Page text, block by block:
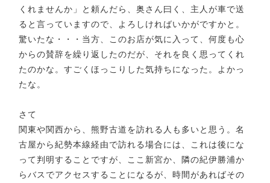
くれませんか」と頼んだら、奥さん曰く、主人が車で送
ると言っていますので、よろしければいかがですかと。
驚いたな・・・当方、このお店が気に入って、何度も心
からの賛辞を繰り返したのだが、それを良く思ってくれ
たのかな。すごくほっこりした気持ちになった。よかっ
たな。
さて
関東や関西から、熊野古道を訪れる人も多いと思う。名
古屋から紀勢本線経由で訪れる場合には、これは後にな
って判明することですが、ここ新宮か、隣の紀伊勝浦か
らバスでアクセスすることになるが、時間があればその